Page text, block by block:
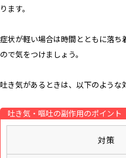
ります。
症状が軽い場合は時間とともに落
ので気をつけましょう。
吐き気があるときは、以下のような
吐き気・嘔吐の副作用のポイント
対策